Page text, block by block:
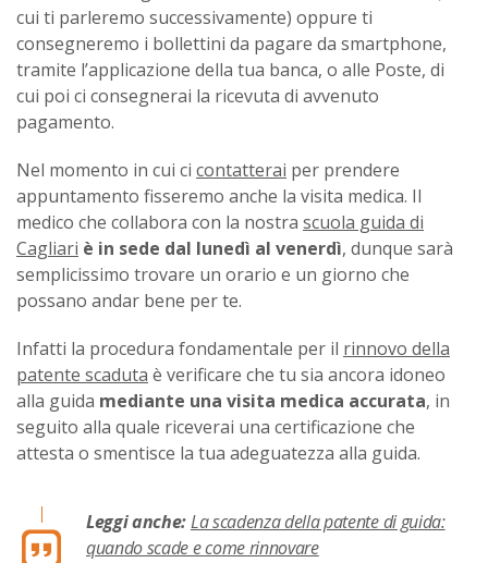
cui ti parleremo successivamente) oppure ti
consegneremo i bollettini da pagare da smartphone,
tramite l’applicazione della tua banca, o alle Poste, di
cui poi ci consegnerai la ricevuta di avvenuto
pagamento.
Nel momento in cui ci contatterai per prendere
appuntamento fisseremo anche la visita medica. Il
medico che collabora con la nostra scuola guida di
Cagliari è in sede dal lunedì al venerdì, dunque sarà
semplicissimo trovare un orario e un giorno che
possano andar bene per te.
Infatti la procedura fondamentale per il rinnovo della
patente scaduta è verificare che tu sia ancora idoneo
alla guida mediante una visita medica accurata, in
seguito alla quale riceverai una certificazione che
attesta o smentisce la tua adeguatezza alla guida.
Leggi anche:La scadenza della patente di guida:
quando scade e come rinnovare